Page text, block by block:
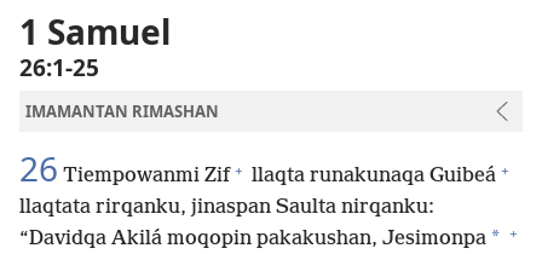
la
Biblia
1 Samuel
26:1-25
IMAMANTAN RIMASHAN
26 Tiempowanmi Zif + llaqta runakunaqa Guibeá +
llaqtata rirqanku, jinaspan Saulta nirqanku:
“Davidqa Akilá moqopin pakakushan, Jesimonpa * +